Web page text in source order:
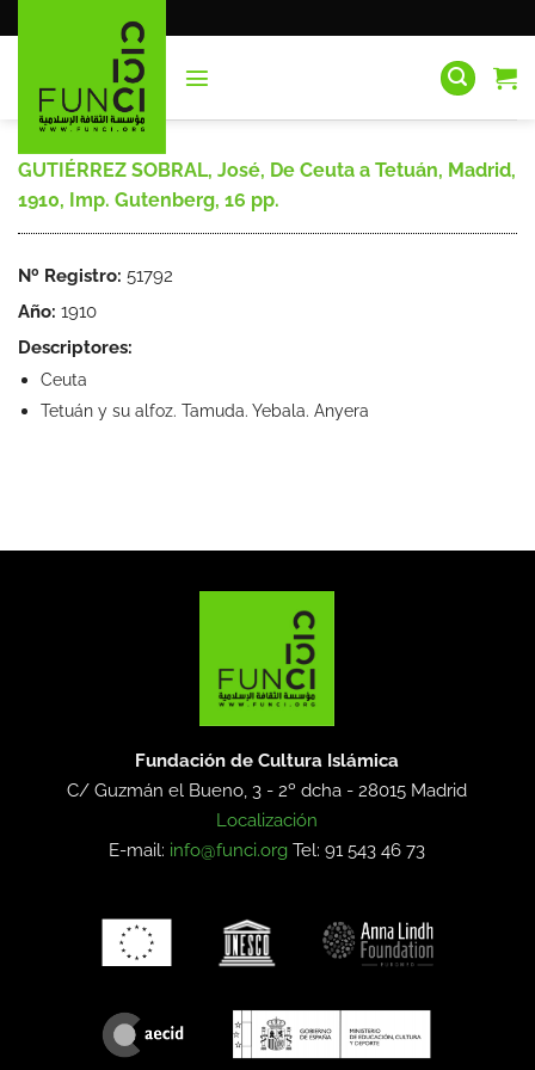
al
GUTIÉRREZ SOBRAL, José, De Ceuta a Tetuán, Madrid,
1910, Imp. Gutenberg, 16 pp.
Nº Registro: 51792
Año: 1910
Descriptores:
Ceuta
Tetuán y su alfoz. Tamuda. Yebala. Anyera
Fundación de Cultura Islámica
C/ Guzmán el Bueno, 3 - 2º dcha -28015 Madrid
Localización
E-mail: info@funci.org Tel: 91 543 46 73